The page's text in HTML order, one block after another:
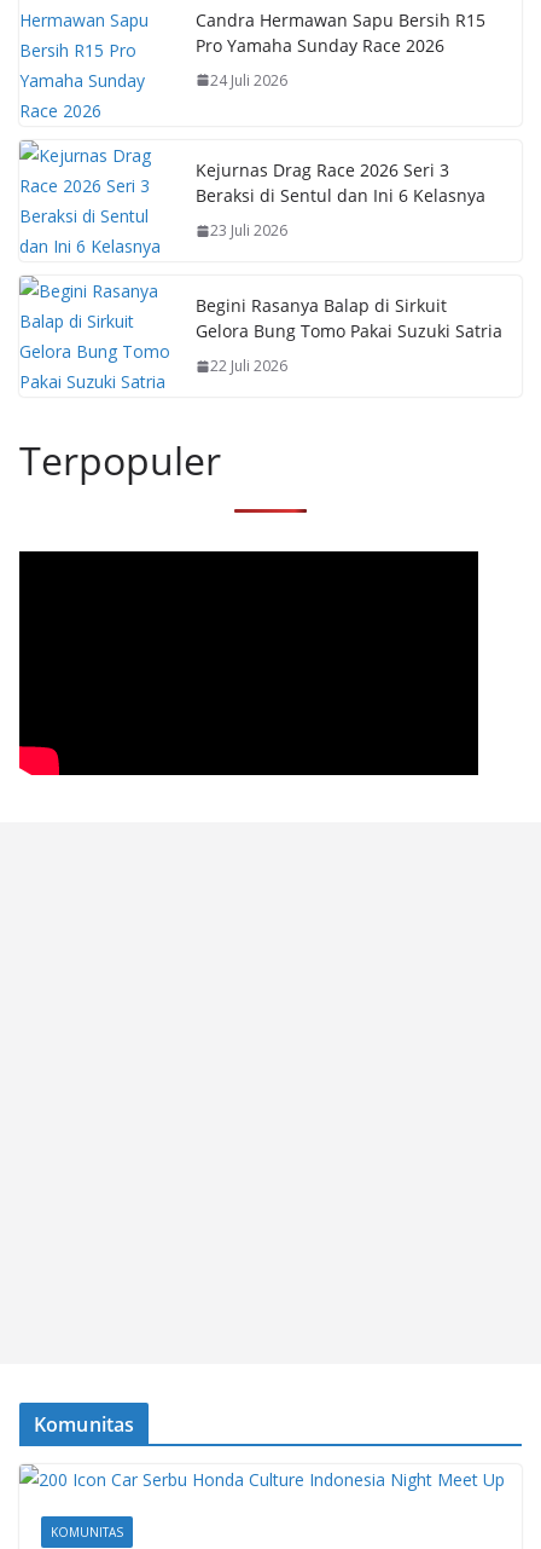
Candra Hermawan Sapu Bersih R15
Pro Yamaha Sunday Race 2026
24 Juli 2026
Kejurnas Drag Race 2026 Seri 3
Beraksi di Sentul dan Ini 6 Kelasnya
23 Juli 2026
Begini Rasanya Balap di Sirkuit
Gelora Bung Tomo Pakai Suzuki Satria
22 Juli 2026
Terpopuler
Komunitas
KOMUNITAS